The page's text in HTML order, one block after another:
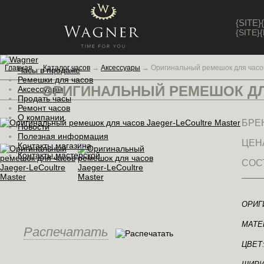
Часы в продаже
Ремешки для часов
Аксессуары
Продать часы
Ремонт часов
О компании
Новости
Полезная информация
Контакты магазина
Контакты мастерской
Главная→Каталог часов → Аксессуары → Оригинальный ремешок для
ОРИГИНАЛЬНЫЙ РЕМЕШОК
Распечатать